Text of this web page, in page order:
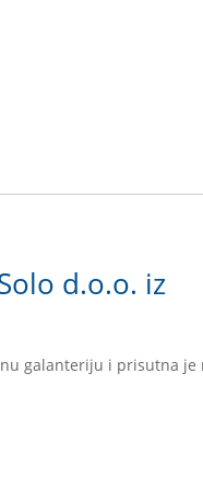
d.o.o. iz
galanteriju i prisutna je